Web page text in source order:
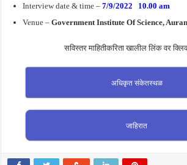
Interview date & time –7/9/2022 10.00 am
Venue –Government Institute Of Science,
सविस्तर माहितीकरिता खालील लिंक वर
अधिकृत संकेतस्थळ
जाहिरात